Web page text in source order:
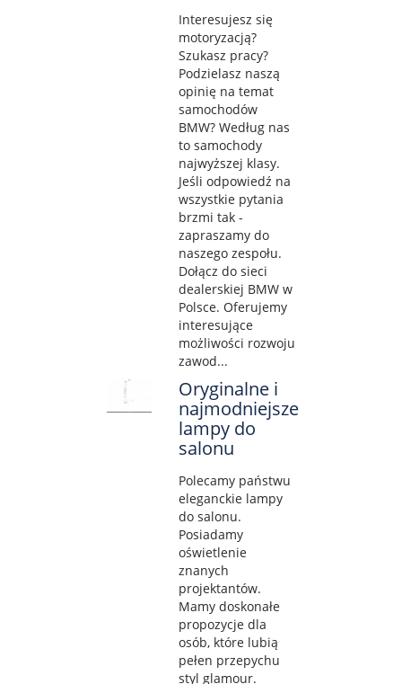
Interesujesz się
motoryzacją?
Szukasz pracy?
Podzielasz naszą
opinię na temat
samochodów
BMW? Według nas
to samochody
najwyższej klasy.
Jeśli odpowiedź na
wszystkie pytania
brzmi tak -
zapraszamy do
naszego zespołu.
Dołącz do sieci
dealerskiej BMW w
Polsce. Oferujemy
interesujące
możliwości rozwoju
zawod...
Oryginalne i
najmodniejsze
lampy do
salonu
Polecamy państwu
eleganckie lampy
do salonu.
Posiadamy
oświetlenie
znanych
projektantów.
Mamy doskonałe
propozycje dla
osób, które lubią
pełen przepychu
styl glamour.